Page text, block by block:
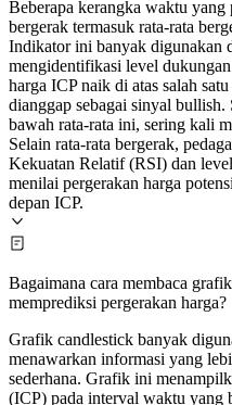
Beberapa kerangka waktu
bergerak termasuk rata-rata
Indikator ini banyak digunakan
mengidentifikasi level
harga ICP naik di atas salah
dianggap sebagai sinyal
bawah rata-rata ini, sering kali
Selain rata-rata bergerak,
Kekuatan Relatif (RSI) dan
menilai pergerakan harga
depan ICP.
Bagaimana cara membaca
memprediksi pergerakan harga?
Grafik candlestick banyak
menawarkan informasi yang
sederhana. Grafik ini
(ICP) pada interval waktu yang